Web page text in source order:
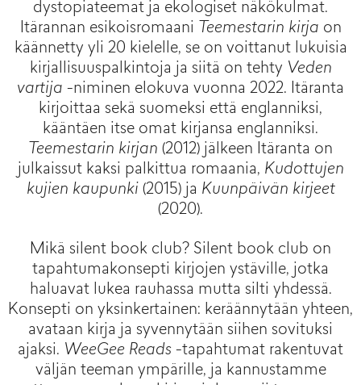
dystopiateemat ja ekologiset näkökulmat.
Itärannan esikoisromaani
Teemestarin kirja on
käännetty yli 20 kielelle, se on voittanut lukuisia
kirjallisuuspalkintoja ja siitä on tehty Veden
vartija -niminen elokuva vuonna 2022. Itäranta
kirjoittaa sekä suomeksi että englanniksi,
kääntäen itse omat kirjansa englanniksi.
Teemestarin kirjan (2012) jälkeen Itäranta on
julkaissut kaksi palkittua romaania, Kudottujen
kujien kaupunki (2015) ja Kuunpäivän kirjeet
(2020).
Mikä silent book club? Silent book club on
tapahtumakonsepti kirjojen ystäville, jotka
haluavat lukea rauhassa mutta silti yhdessä.
Konsepti on yksinkertainen: keräännytään yhteen,
avataan kirja ja syvennytään siihen sovituksi
ajaksi. WeeGee Reads -tapahtumat rakentuvat
väljän teeman ympärille, ja kannustamme